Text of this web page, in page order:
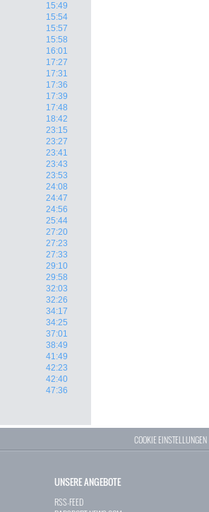
15:49
15:54
15:57
15:58
16:01
17:27
17:31
17:36
17:39
17:48
18:42
23:15
23:27
23:41
23:43
23:53
24:08
24:47
24:56
25:44
27:20
27:23
27:33
29:10
29:58
32:03
32:26
34:17
34:25
37:01
38:49
41:49
42:23
42:40
47:36
COOKIE EINSTELLUNGEN
UNSERE ANGEBOTE
RSS-FEED